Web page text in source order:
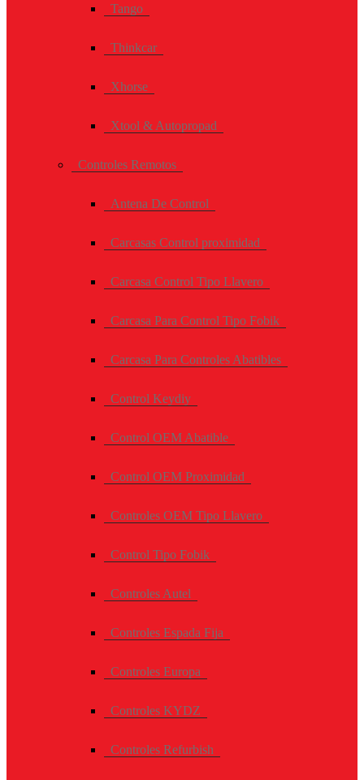
Tango
Thinkcar
Xhorse
Xtool & Autopropad
Controles Remotos
Antena De Control
Carcasas Control proximidad
Carcasa Control Tipo Llavero
Carcasa Para Control Tipo Fobik
Carcasa Para Controles Abatibles
Control Keydiy
Control OEM Abatible
Control OEM Proximidad
Controles OEM Tipo Llavero
Control Tipo Fobik
Controles Autel
Controles Espada Fija
Controles Europa
Controles KYDZ
Controles Refurbish